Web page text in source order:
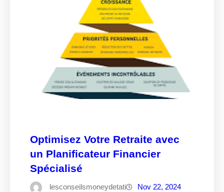
Optimisez Votre Retraite avec
un Planificateur Financier
Spécialisé
lesconseilsmoneydetati Nov 22, 2024